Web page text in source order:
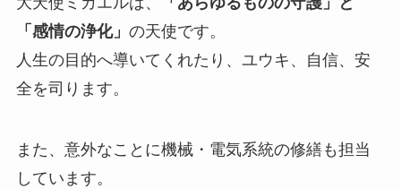
「感情の浄化」 の天使です。
人生の目的へ導いてくれたり、ユウキ、自信、安
全を司ります。
また、意外なことに機械・電気系統の修繕も担当
しています。